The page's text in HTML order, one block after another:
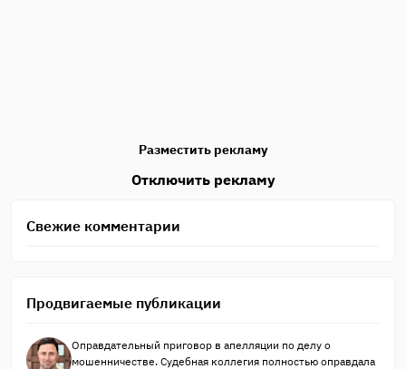
Разместить рекламу
Отключить рекламу
Свежие комментарии
Продвигаемые публикации
Оправдательный приговор в апелляции по делу о
мошенничестве. Судебная коллегия полностью оправдала